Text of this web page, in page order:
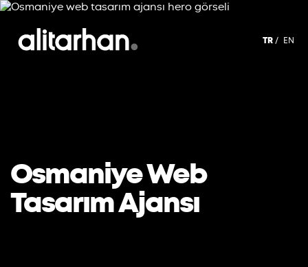
TR EN
Osmaniye Web
Tasarım Ajansı